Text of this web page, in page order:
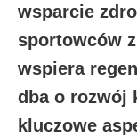
wsparcie
sportowców
wspiera
dba o rozwój
kluczowe